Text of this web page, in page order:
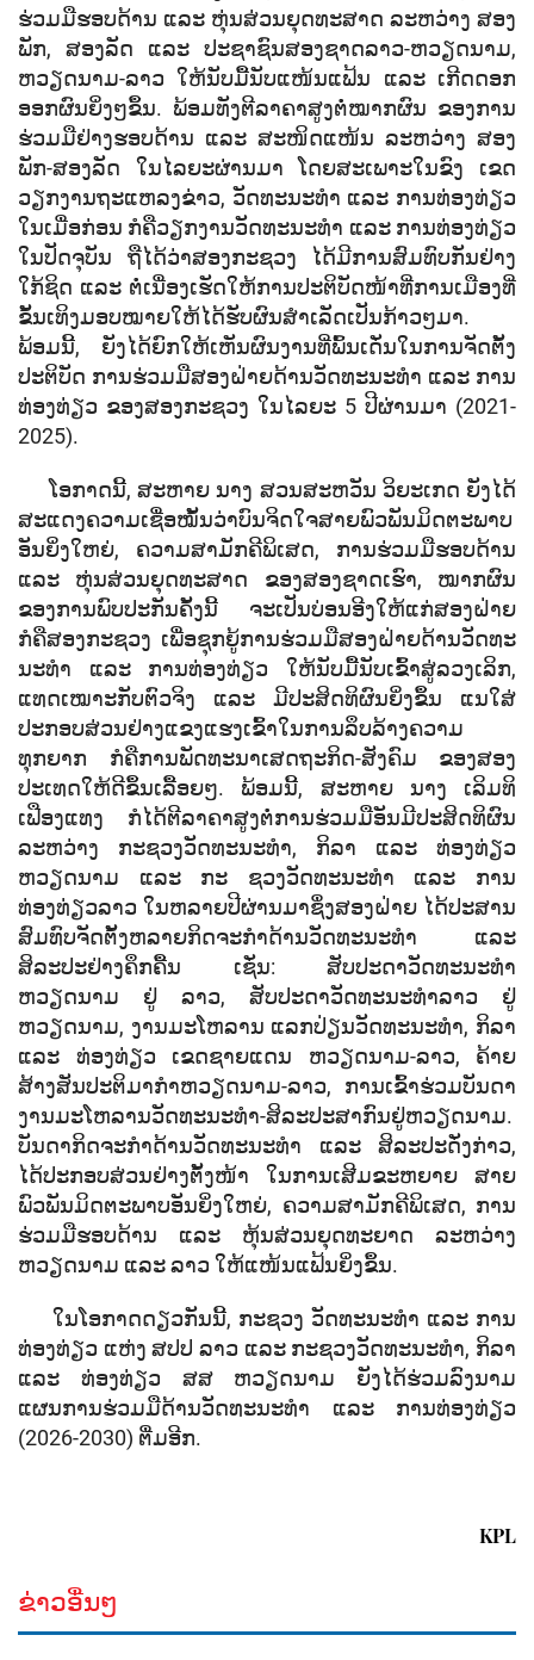
ຮ່ວມມືຮອບດ້ານ ແລະ ຫຸ່ນສ່ວນຍຸດທະສາດ ລະຫວ່າງ ສອງ
ພັກ, ສອງລັດ ແລະ ປະຊາຊົນສອງຊາດລາວ-ຫວຽດນາມ,
ຫວຽດນາມ-ລາວ ໃຫ້ນັບມື້ນັບແໜ້ນແຟ້ນ ແລະ ເກີດດອກ
ອອກຜົນຍິ່ງໆຂຶ້ນ. ພ້ອມທັງຕີລາຄາສູງຕໍ່ໝາກຜົນ ຂອງການ
ຮ່ວມມືຢ່າງຮອບດ້ານ ແລະ ສະໜິດແໜ້ນ ລະຫວ່າງ ສອງ
ພັກ-ສອງລັດ ໃນໄລຍະຜ່ານມາ ໂດຍສະເພາະໃນຂົງ ເຂດ
ວຽກງານຖະແຫລງຂ່າວ, ວັດທະນະທຳ ແລະ ການທ່ອງທ່ຽວ
ໃນເມື່ອກ່ອນ ກໍຄືວຽກງານວັດທະນະທຳ ແລະ ການທ່ອງທ່ຽວ
ໃນປັດຈຸບັນ ຖືໄດ້ວ່າສອງກະຊວງ ໄດ້ມີການສົມທົບກັນຢ່າງ
ໃກ້ຊິດ ແລະ ຕໍ່ເນື່ອງເຮັດໃຫ້ການປະຕິບັດໜ້າທ່ີການເມືອງທີ່
ຂັ້ນເທິງມອບໝາຍໃຫ້ໄດ້ຮັບຜົນສໍາເລັດເປັນກ້າວໆມາ.
ພ້ອມນີ້, ຍັງໄດ້ຍົກໃຫ້ເຫັນຜົນງານທີ່ພົ້ນເດັ່ນໃນການຈັດຕັ້ງ
ປະຕິບັດ ການຮ່ວມມືສອງຝ່າຍດ້ານວັດທະນະທໍາ ແລະ ການ
ທ່ອງທ່ຽວ ຂອງສອງກະຊວງ ໃນໄລຍະ 5 ປີຜ່ານມາ (2021-
2025).
ໂອກາດນີ້, ສະຫາຍ ນາງ ສວນສະຫວັນ ວິຍະເກດ ຍັງໄດ້
ສະແດງຄວາມເຊື່ອໝັ້ນວ່າບົນຈິດໃຈສາຍພົວພັນມິດຕະພາບ
ອັນຍິ່ງໃຫຍ່, ຄວາມສາມັກຄີພິເສດ, ການຮ່ວມມືຮອບດ້ານ
ແລະ ຫຸ່ນສ່ວນຍຸດທະສາດ ຂອງສອງຊາດເຮົາ, ໝາກຜົນ
ຂອງການພົບປະກັນຄັ້ງນີ້ ຈະເປັນບ່ອນອີງໃຫ້ແກ່ສອງຝ່າຍ
ກໍຄືສອງກະຊວງ ເພື່ອຊຸກຍູ້ການຮ່ວມມືສອງຝ່າຍດ້ານວັດທະ
ນະທໍາ ແລະ ການທ່ອງທ່ຽວ ໃຫ້ນັບມື້ນັບເຂົ້າສູ່ລວງເລິກ,
ແທດເໝາະກັບຕົວຈິງ ແລະ ມີປະສິດທິຜົນຍິ່ງຂຶ້ນ ແນໃສ່
ປະກອບສ່ວນຢ່າງແຂງແຮງເຂົ້າໃນການລຶບລ້າງຄວາມ
ທຸກຍາກ ກໍຄືການພັດທະນາເສດຖະກິດ-ສັງຄົມ ຂອງສອງ
ປະເທດໃຫ້ດີຂຶ້ນເລື້ອຍໆ. ພ້ອມນີ້, ສະຫາຍ ນາງ ເລິມທິ
ເຟືອງແທງ ກໍໄດ້ຕີລາຄາສູງຕໍ່ການຮ່ວມມືອັນມີປະສິດທິຜົນ
ລະຫວ່າງ ກະຊວງວັດທະນະທໍາ, ກິລາ ແລະ ທ່ອງທ່ຽວ
ຫວຽດນາມ ແລະ ກະ ຊວງວັດທະນະທໍາ ແລະ ການ
ທ່ອງທ່ຽວລາວ ໃນຫລາຍປີຜ່ານມາຊຶ່ງສອງຝ່າຍ ໄດ້ປະສານ
ສົມທົບຈັດຕັ້ງຫລາຍກິດຈະກໍາດ້ານວັດທະນະທໍາ ແລະ
ສິລະປະຢ່າງຄຶກຄື້ນ ເຊັ່ນ: ສັບປະດາວັດທະນະທໍາ
ຫວຽດນາມ ຢູ່ ລາວ, ສັບປະດາວັດທະນະທໍາລາວ ຢູ່
ຫວຽດນາມ, ງານມະໂຫລານ ແລກປ່ຽນວັດທະນະທໍາ, ກິລາ
ແລະ ທ່ອງທ່ຽວ ເຂດຊາຍແດນ ຫວຽດນາມ-ລາວ, ຄ້າຍ
ສ້າງສັນປະຕິມາກໍາຫວຽດນາມ-ລາວ, ການເຂົ້າຮ່ວມບັນດາ
ງານມະໂຫລານວັດທະນະທໍາ-ສິລະປະສາກົນຢູ່ຫວຽດນາມ.
ບັນດາກິດຈະກໍາດ້ານວັດທະນະທໍາ ແລະ ສິລະປະດັ່ງກ່າວ,
ໄດ້ປະກອບສ່ວນຢ່າງຕັ້ງໜ້າ ໃນການເສີມຂະຫຍາຍ ສາຍ
ພົວພັນມິດຕະພາບອັນຍິ່ງໃຫຍ່, ຄວາມສາມັກຄີພິເສດ, ການ
ຮ່ວມມືຮອບດ້ານ ແລະ ຫຸ້ນສ່ວນຍຸດທະຍາດ ລະຫວ່າງ
ຫວຽດນາມ ແລະ ລາວ ໃຫ້ແໜ້ນແຟ້ນຍິ່ງຂຶ້ນ.
ໃນໂອກາດດຽວກັນນີ້, ກະຊວງ ວັດທະນະທຳ ແລະ ການ
ທ່ອງທ່ຽວ ແຫ່ງ ສປປ ລາວ ແລະ ກະຊວງວັດທະນະທຳ, ກິລາ
ແລະ ທ່ອງທ່ຽວ ສສ ຫວຽດນາມ ຍັງໄດ້ຮ່ວມລົງນາມ
ແຜນການຮ່ວມມືດ້ານວັດທະນະທໍາ ແລະ ການທ່ອງທ່ຽວ
(2026-2030) ຕື່ມອີກ.
KPL
ຂ່າວອື່ນໆ